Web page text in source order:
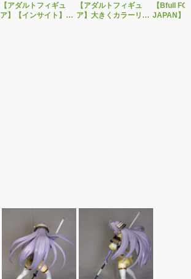
【アダルトフィギュ
ア】【インサイト】ベ
【アダルトフィギュ
ア】大きくカラーリン
【Bfull
JAPAN】